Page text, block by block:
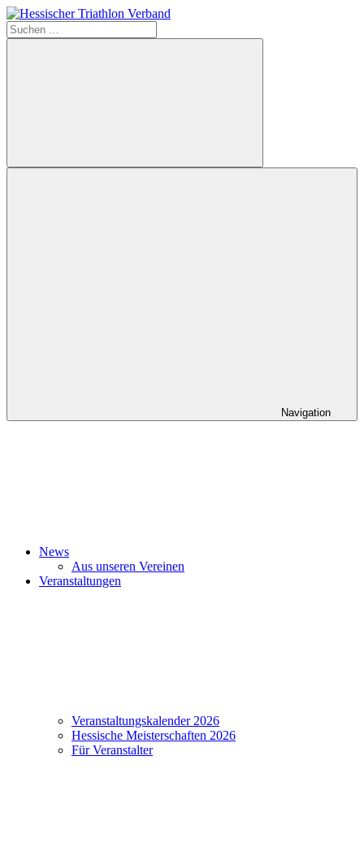
Zum
Inhalt
springen
Hessischer
Suchen
nach:
Suchen
Navigation
News
Aus unseren Vereinen
Veranstaltungen
Veranstaltungskalender 2026
Hessische Meisterschaften 2026
Für Veranstalter